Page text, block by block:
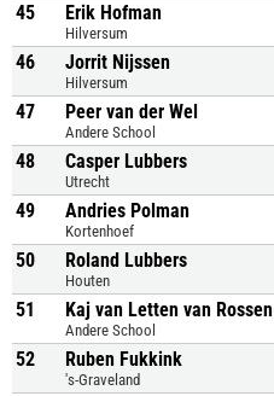
45 Erik Hofman
Hilversum
46 Jorrit Nijssen
Hilversum
47 Peer van der Wel
Andere School
48 Casper Lubbers
Utrecht
49 Andries Polman
Kortenhoef
50 Roland Lubbers
Houten
51 Kaj van Letten van Rossen
Andere School
52 Ruben Fukkink
's-Graveland